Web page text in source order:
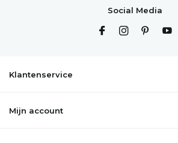
Social Media
Klantenservice
Mijn account